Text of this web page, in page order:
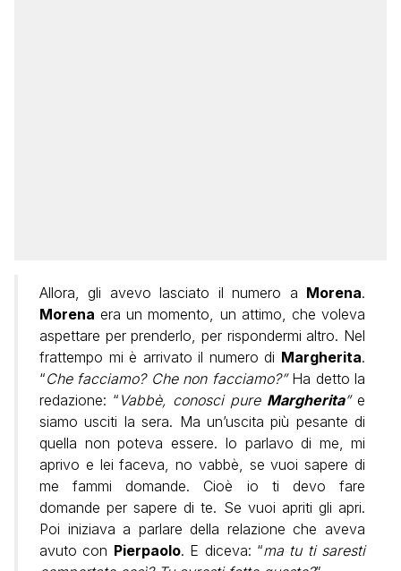
Allora, gli avevo lasciato il numero a Morena.
Morena era un momento, un attimo, che voleva
aspettare per prenderlo, per rispondermi altro. Nel
frattempo mi è arrivato il numero di Margherita.
“Che facciamo? Che non facciamo?”Ha detto la
redazione: “ Vabbè, conosci pure Margherita”e
siamo usciti la sera. Ma un’uscita più pesante di
quella non poteva essere. Io parlavo di me, mi
aprivo e lei faceva, no vabbè, se vuoi sapere di
me fammi domande. Cioè io ti devo fare
domande per sapere di te. Se vuoi apriti gli apri.
Poi iniziava a parlare della relazione che aveva
avuto con Pierpaolo. E diceva: “ma tu ti saresti